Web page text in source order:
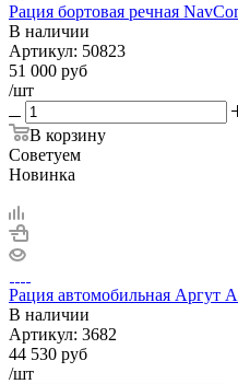
Рация бортовая речная
В наличии
Артикул: 50823
51 000 руб
/шт
В корзину
Советуем
Новинка
Рация автомобильная Аргут
В наличии
Артикул: 3682
44 530 руб
/шт